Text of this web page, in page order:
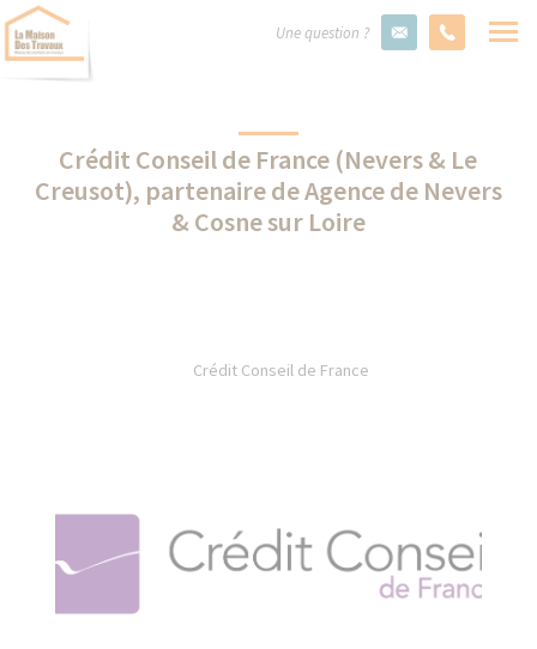
Une question ?
Crédit Conseil de France (Nevers & Le
Creusot), partenaire de Agence de Nevers
& Cosne sur Loire
Crédit Conseil de France